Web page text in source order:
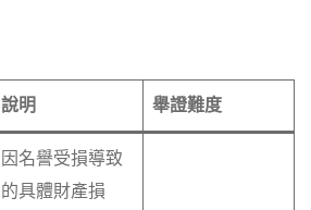
說明 舉證難度
因名譽受損導致
的具體財產損